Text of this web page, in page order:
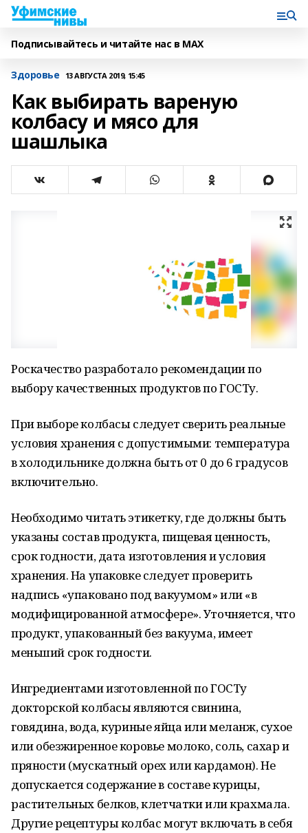
Подписывайтесь и читайте нас в MAX
Здоровье 13 АВГУСТА 2019, 15:45
Как выбирать вареную
колбасу и мясо для
шашлыка
Роскачество разработало рекомендации по
выбору качественных продуктов по ГОСТу.
При выборе колбасы следует сверить реальные
условия хранения с допустимыми: температура
в холодильнике должна быть от 0 до 6 градусов
включительно.
Необходимо читать этикетку, где должны быть
указаны состав продукта, пищевая ценность,
срок годности, дата изготовления и условия
хранения. На упаковке следует проверить
надпись «упаковано под вакуумом» или «в
модифицированной атмосфере». Уточняется, что
продукт, упакованный без вакуума, имеет
меньший срок годности.
Ингредиентами изготовленной по ГОСТу
докторской колбасы являются свинина,
говядина, вода, куриные яйца или меланж, сухое
или обезжиренное коровье молоко, соль, сахар и
пряности (мускатный орех или кардамон). Не
допускается содержание в составе курицы,
растительных белков, клетчатки или крахмала.
Другие рецептуры колбас могут включать в себя